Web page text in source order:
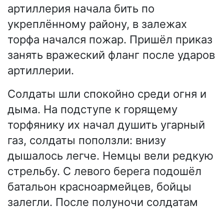
артиллерия начала бить по
укреплённому району, в залежах
торфа начался пожар. Пришёл приказ
занять вражеский фланг после ударов
артиллерии.
Солдаты шли спокойно среди огня и
дыма. На подступе к горящему
торфянику их начал душить угарный
газ, солдаты поползли: внизу
дышалось легче. Немцы вели редкую
стрельбу. С левого берега подошёл
батальон красноармейцев, бойцы
залегли. После полуночи солдатам